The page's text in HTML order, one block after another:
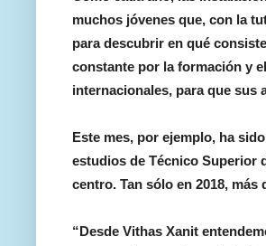
muchos jóvenes que, con la
para descubrir en qué
constante por la formación y
internacionales, para que sus
Este mes, por ejemplo, ha
estudios de Técnico Superior
centro. Tan sólo en 2018,
“Desde Vithas Xanit